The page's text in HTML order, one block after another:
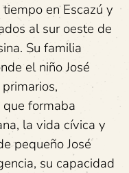
en Escazú y
al sur oeste de
Su familia
el niño José
formaba
la vida cívica y
pequeño José
su capacidad